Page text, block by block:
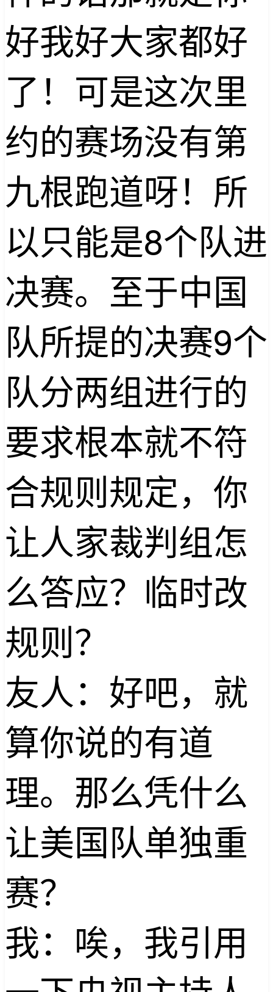
好我好大家都好
了！可是这次里
约的赛场没有第
九根跑道呀！所
以只能是8个队进
决赛。至于中国
队所提的决赛9个
队分两组进行的
要求根本就不符
合规则规定，你
让人家裁判组怎
么答应？临时改
规则？
友人：好吧，就
算你说的有道
理。那么凭什么
让美国队单独重
赛？
我：唉，我引用